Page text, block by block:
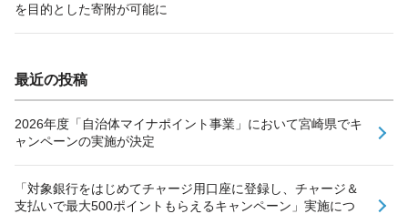
を目的とした寄附が可能に
最近の投稿
2026年度「自治体マイナポイント事業」において宮崎県でキ
ャンペーンの実施が決定
「対象銀行をはじめてチャージ用口座に登録し、チャージ＆
支払いで最大500ポイントもらえるキャンペーン」実施につ